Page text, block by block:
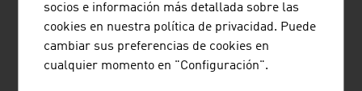
Empresas de remontes 400
Instalaciones de transporte por
socios e información más detallada sobre las
cookies en nuestra política de privacidad. Puede
cambiar sus preferencias de cookies en
cualquier momento en "Configuración".